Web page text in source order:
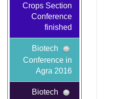
Crops Section
Conference
finished
Biotech
Conference in
Agra 2016
Biotech